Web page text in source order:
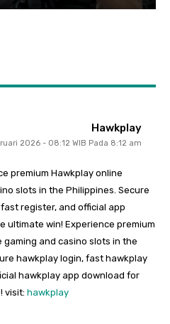
Hawkplay
2026 - 08:12 WIB Pada 8:12 am
premium Hawkplay online
slots in the Philippines. Secure
register, and official app
ultimate win! Experience premium
gaming and casino slots in the
hawkplay login, fast hawkplay
hawkplay app download for
visit: hawkplay